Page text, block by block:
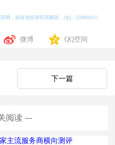
网，如有侵权请联系删除，QQ：228866015
微博 QQ空间
下一篇
阅读